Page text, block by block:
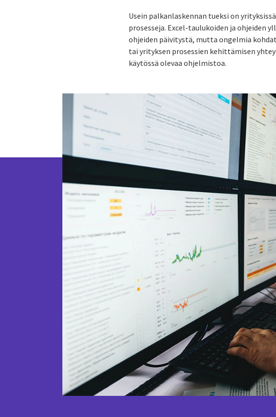
Usein palkanlaskennan tueksi on
prosesseja. Excel-taulukoiden ja ohjeiden
ohjeiden päivitystä, mutta ongelmia
tai yrityksen prosessien kehittämisen
käytössä olevaa ohjelmistoa.